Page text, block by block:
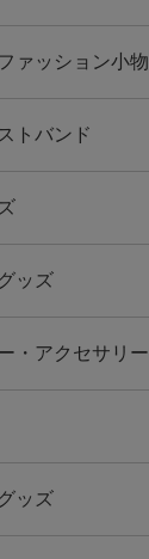
ァッション小物
トバンド
ッズ
・アクセサリー
ッズ